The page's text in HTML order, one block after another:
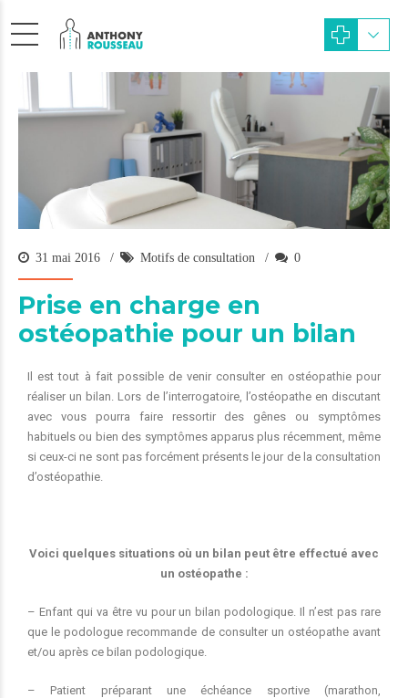
31 mai 2016 Motifs de consultation 0
Prise en charge en
ostéopathie pour un bilan
Il est tout à fait possible de venir consulter en ostéopathie pour
réaliser un bilan. Lors de l’interrogatoire, l’ostéopathe en discutant
avec vous pourra faire ressortir des gênes ou symptômes
habituels ou bien des symptômes apparus plus récemment, même
si ceux-ci ne sont pas forcément présents le jour de la consultation
d’ostéopathie.
Voici quelques situations où un bilan peut être effectué avec
un ostéopathe :
– Enfant qui va être vu pour un bilan podologique. Il n’est pas rare
que le podologue recommande de consulter un ostéopathe avant
et/ou après ce bilan podologique.
– Patient préparant une échéance sportive (marathon,